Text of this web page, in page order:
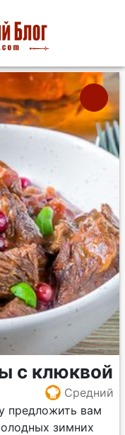
с клюквой
Средний
предложить вам
зимних